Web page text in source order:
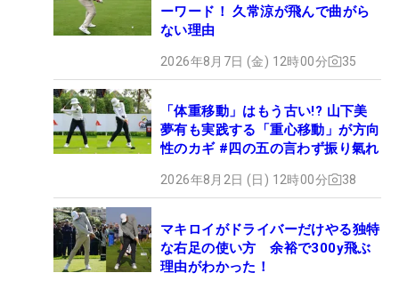
ーワード！ 久常涼が飛んで曲がら
ない理由
2026年8月7日 (金) 12時00分 35
「体重移動」はもう古い!? 山下美
夢有も実践する「重心移動」が方向
性のカギ #四の五の言わず振り氣れ
2026年8月2日 (日) 12時00分 38
マキロイがドライバーだけやる独特
な右足の使い方 余裕で300y飛ぶ
理由がわかった！